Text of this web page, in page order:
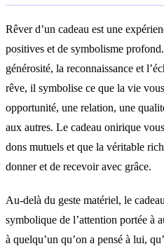
Rêver d’un cadeau est une
positives et de symbolisme
générosité, la reconnaissance et
rêve, il symbolise ce que la vie
opportunité, une relation, une
aux autres. Le cadeau onirique
dons mutuels et que la véritable
donner et de recevoir avec grâce.
Au-delà du geste matériel, le
symbolique de l’attention portée à
à quelqu’un qu’on a pensé à lui,